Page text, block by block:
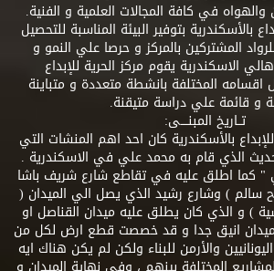
والهواه في كافة المجالات العلمية و الفنية.
بالأسكندرية بتوفير البيئة المناسبة للتحصيل
المشتركين بالمركز و حرصا علي النمو و
الاسكندرية يقوم مركز الحرية للإبداع
اقسامه المختلفة بانشطة متعددة و متباينة
و قائمة علي دراسة متيقنة.
تــاريخ المبنــــى:
بالأسكندرية كان احد اهم المنشات التي
الذي قام به محمد علي في الاسكندرية .
كما اطلق عليه في تقاطع شارع شريف باشا
سالم ) وشارع رشيد الذي يصل الي الميدان (
) و الذي كان يطلق عليه ميدان القناصل او
انيق جدا و قد خصصت قطع ارض لكل من
والأرمن للبناء ولكن لم يكن هناك ايه